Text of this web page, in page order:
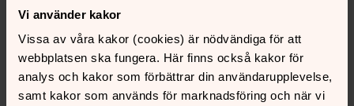
Vi använder kakor
Vissa av våra kakor (cookies) är nödvändiga för att
webbplatsen ska fungera. Här finns också kakor för
analys och kakor som förbättrar din användarupplevelse,
samt kakor som används för marknadsföring och när vi
Bokmässan och Sensus, som i en serie program under
våren lyfter aktuella böcker.
Plats: Trappscenen, stadsbiblioteket vid Götaplatsen
Tidpunkt: 20 mars 2024